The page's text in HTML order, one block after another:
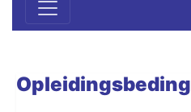
Opleidingsbeding